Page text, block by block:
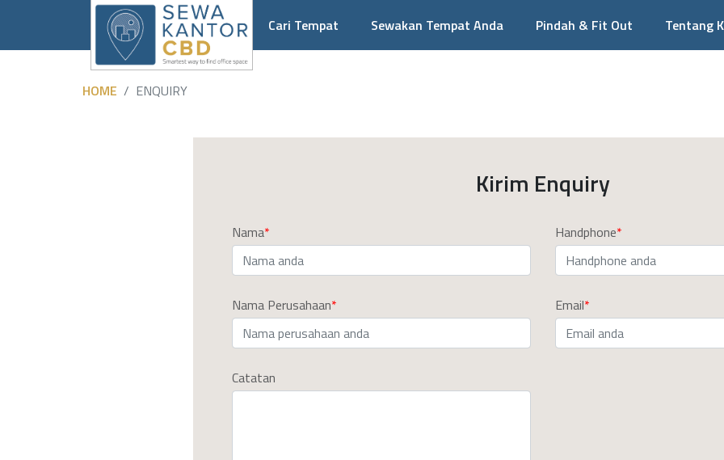
Cari Tempat Sewakan Tempat Anda Pindah & Fit Out Tentang
HOME ENQUIRY
Kirim Enquiry
Nama
Nama Perusahaan
Catatan
Handphone
Email